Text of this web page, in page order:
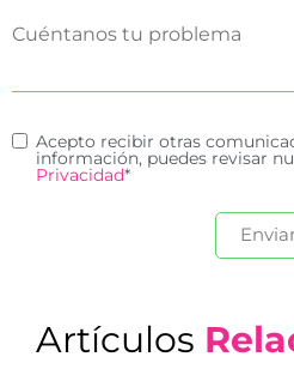
Acepto recibir otras
información, puedes revisar
Privacidad*
Artículos